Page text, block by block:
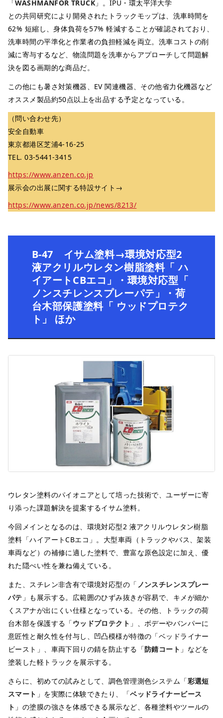
「WASHMANFOR TRUCK 」。IPU・環太平洋大学
との共同研究により開発されたトラックモップは、洗車時間を
62% 短縮し、身体負荷を57% 軽減することが確認されており、
洗車時間の平準化と作業者の負担軽減を両立。洗車コストの削
減に寄与するなど、物流問題を洗車からアプローチして問題解
決を図る画期的な商品だ。
この他にも暑さ対策機器、EV 関連機器、その他省力化機器など
オススメ製品約50点以上を出品する予定となっている。
（問い合わせ先）
安全自動車
東京都港区芝浦4-16-25
TEL. 03-5441-3415
https://www.anzen.co.jp
展示会の出展に関する特設サイト→
https://www.anzen.co.jp/news/8213/
B-47 イサム塗料→環境対応型2
液アクリルウレタン樹脂塗料「 ハ
イアートCBエコ」・環境対応型「
ノンスチレンスプレーパテ」・荷
台木部保護塗料「 ウッドプロテク
ト」 ほか
ウレタン塗料のパイオニアとして培った技術で、ユーザーに寄
り添った課題解決を提案するイサム塗料。
今回メインとなるのは、環境対応型2 液アクリルウレタン樹脂
塗料「ハイアートCBエコ」。大型車両（トラックやバス、架装
車両など）の補修に適した塗料で、豊富な原色設定に加え、優
れた隠ぺい性を兼ね備えている。
また、スチレン非含有で環境対応型の「 ノンスチレンスプレー
パテ 」も展示する。広範囲のひずみ抜きが容易で、キメが細か
くスアナが出にくい仕様となっている。その他、トラックの荷
台木部を保護する「ウッドプロテクト 」、ボデーやバンパーに
意匠性と耐久性を付与し、凹凸模様が特徴の「ベッドライナー
ビースト」、車両下回りの錆を防止する「防錆コート 」などを
塗装した軽トラックを展示する。
さらに、初めての試みとして、調色管理測色システム「彩選短
スマート 」を実際に体験できたり、「ベッドライナービース
ト 」の塗膜の強さを体感できる展示など、各種塗料やツールの